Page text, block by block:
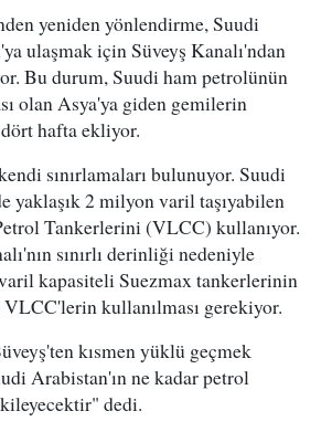
yeniden yönlendirme, Suudi
ulaşmak için Süveyş Kanalı'ndan
Bu durum, Suudi ham petrolünün
olan Asya'ya giden gemilerin
hafta ekliyor.
sınırlamaları bulunuyor. Suudi
yaklaşık 2 milyon varil taşıyabilen
Tankerlerini (VLCC) kullanıyor.
sınırlı derinliği nedeniyle
kapasiteli Suezmax tankerlerinin
VLCC'lerin kullanılması gerekiyor.
kısmen yüklü geçmek
Arabistan'ın ne kadar petrol
dedi.